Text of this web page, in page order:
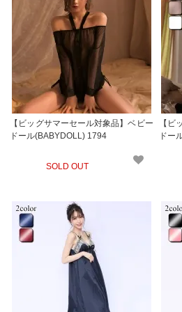
【ビッグサマーセール対象品】ベビー
ドール(BABYDOLL) 1794
SOLD OUT
【ビ
ドー